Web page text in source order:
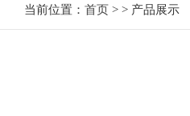
当前位置： 首页> > 产品展示